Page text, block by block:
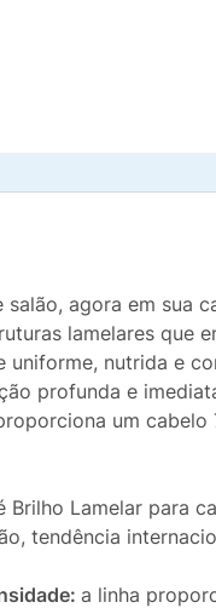
agora em sua
lamelares que
nutrida e
profunda e
um
Brilho Lamelar para
tendência
a linha